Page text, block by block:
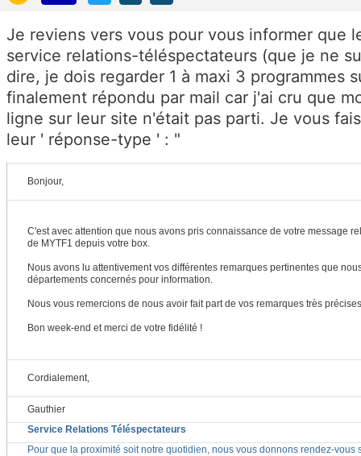
Je reviens vers vous pour vous informer que
service relations-téléspectateurs (que je ne
dire, je dois regarder 1 à maxi 3 programmes
finalement répondu par mail car j'ai cru que
ligne sur leur site n'était pas parti. Je vous
leur ' réponse-type ' : "
Bonjour,
C'est avec attention que nous avons pris connaissance de votre message
de MYTF1 depuis votre box.
Nous avons lu attentivement vos différentes remarques pertinentes que
départements concernés pour information.
Nous vous remercions de nous avoir fait part de vos remarques très
Bon week-end et merci de votre fidélité !
Cordialement,
Gauthier
Service Relations Téléspectateurs
Pour que la proximité soit notre quotidien, nous vous donnons rendez-vous